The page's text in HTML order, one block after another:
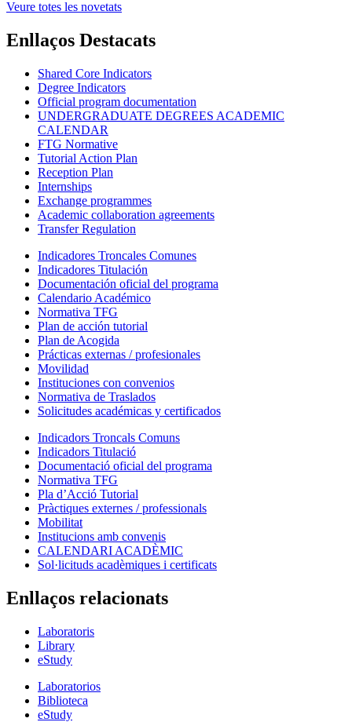
Veure totes les novetats
Enllaços Destacats
Shared Core Indicators
Degree Indicators
Official program documentation
UNDERGRADUATE DEGREES ACADEMIC
CALENDAR
FTG Normative
Tutorial Action Plan
Reception Plan
Internships
Exchange programmes
Academic collaboration agreements
Transfer Regulation
Indicadores Troncales Comunes
Indicadores Titulación
Documentación oficial del programa
Calendario Académico
Normativa TFG
Plan de acción tutorial
Plan de Acogida
Prácticas externas / profesionales
Movilidad
Instituciones con convenios
Normativa de Traslados
Solicitudes académicas y certificados
Indicadors Troncals Comuns
Indicadors Titulació
Documentació oficial del programa
Normativa TFG
Pla d’Acció Tutorial
Pràctiques externes / professionals
Mobilitat
Institucions amb convenis
CALENDARI ACADÈMIC
Sol·licituds acadèmiques i certificats
Enllaços relacionats
Laboratoris
Library
eStudy
Laboratorios
Biblioteca
eStudy